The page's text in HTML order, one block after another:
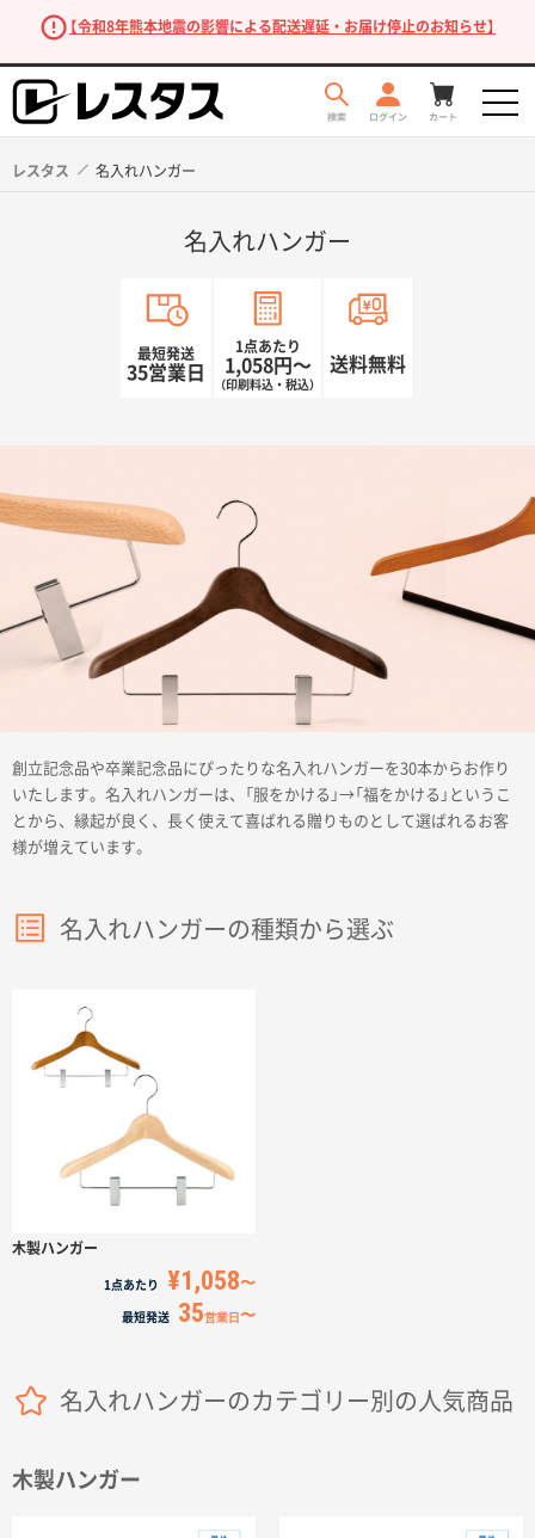
【令和8年熊本地震の影響による配送遅延・お届け停止のお知らせ】
商品カテゴリーから探す
ターゲットから探す
目的・シーンから探す
イベントから探す
印刷色から探す
サイトメニュー
初めての方へ
お見積書の作成方法
データ入稿ガイド
再注文について
レスタス 名入れハンガー
名入れハンガー
最短発送
35営業日
1点あたり
1,058円〜
（印刷料込・税込）
送料無料
創立記念品や卒業記念品にぴったりな名入れハンガーを30本からお作り
いたします。名入れハンガーは、「服をかける」→「福をかける」というこ
とから、縁起が良く、長く使えて喜ばれる贈りものとして選ばれるお客
様が増えています。
名入れハンガーの種類から選ぶ
木製ハンガー
1点あたり ¥1,058
最短発送 35営業日
名入れハンガーのカテゴリー別の人気商品
木製ハンガー